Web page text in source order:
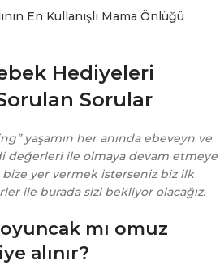
En Kullanışlı Mama Önlüğü
Hediyeleri
Sorular
yaşamın her anında ebeveyn ve
değerleri ile olmaya devam etmeye
bize yer vermek isterseniz biz ilk
ile burada sizi bekliyor olacağız.
mı omuz
alınır?